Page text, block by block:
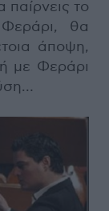
το
θα
άποψη,
με Φεράρι